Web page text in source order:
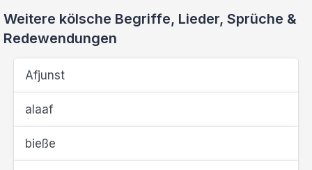
Weitere kölsche Begriffe, Lieder, Sprüche &
Redewendungen
Afjunst
alaaf
bieße